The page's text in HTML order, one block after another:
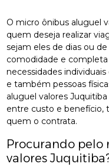
O micro ônibus aluguel
quem deseja realizar
sejam eles de dias ou
comodidade e
necessidades
e também pessoas
aluguel valores
entre custo e benefício,
quem o contrata.
Procurando pelo
valores